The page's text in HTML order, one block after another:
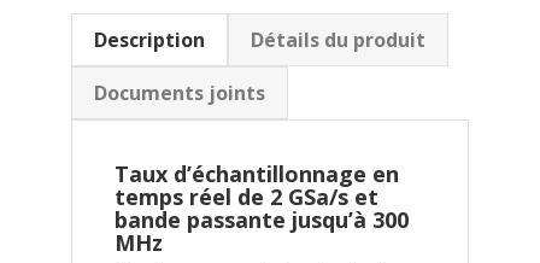
Description
Détails du produit
Documents joints
Taux d’échantillonnage en
temps réel de 2 GSa/s et
bande passante jusqu’à 300
MHz